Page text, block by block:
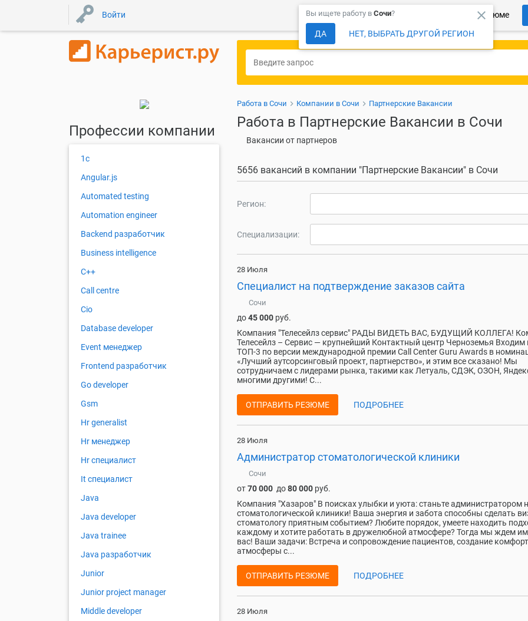
Войти Более 150 000 компаний ждут Ваше резюме
close
Вы ищете работу в Сочи?
ДА НЕТ, ВЫБРАТЬ ДРУГОЙ РЕГИОН
Работа в Сочи Компании в Сочи Партнерские Вакансии
Работа в Партнерские Вакансии в Сочи
Вакансии от партнеров
5656 вакансий в компании "Партнерские Вакансии" в Сочи
Регион:
Специализации:
28 Июля
Специалист на подтверждение заказов сайта
Сочи
до45 000 руб.
Компания "Телесейлз сервис" РАДЫ ВИДЕТЬ ВАС, БУДУЩИЙ КОЛЛЕГА!
Телесейлз – Сервис — крупнейший Контактный центр Черноземья Входим
ТОП-3 по версии международной премии Call Сenter Guru Awards в
«Лучший аутсорсинговый проект, партнерство», и этим все сказано! Мы
сотрудничаем с лидерами рынка, такими как Летуаль, СДЭК, ОЗОН,
многими другими! С...
ОТПРАВИТЬ РЕЗЮМЕ ПОДРОБНЕЕ
28 Июля
Администратор стоматологической клиники
Сочи
от70 000 до80 000 руб.
Компания "Хазаров" В поисках улыбки и уюта: станьте администратором
стоматологической клиники! Ваша энергия и забота способны сделать
стоматологу приятным событием? Любите порядок, умеете находить
каждому и хотите работать в дружелюбной атмосфере? Тогда мы ждем
вас! Ваши задачи: Встреча и сопровождение пациентов, создание
атмосферы с...
ОТПРАВИТЬ РЕЗЮМЕ ПОДРОБНЕЕ
28 Июля
Профессии компании
1с
Angular.js
Automated testing
Automation engineer
Backend разработчик
Business intelligence
C++
Call centre
Cio
Database developer
Event менеджер
Frontend разработчик
Go developer
Gsm
Hr generalist
Hr менеджер
Hr специалист
It специалист
Java
Java developer
Java trainee
Java разработчик
Junior
Junior project manager
Middle developer